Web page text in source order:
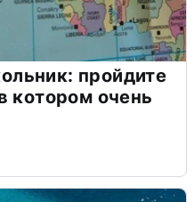
пройдите
котором очень